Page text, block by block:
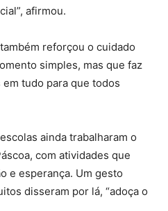
afirmou.
reforçou o cuidado
simples, mas que faz
tudo para que todos
ainda trabalharam o
com atividades que
e esperança. Um gesto
disseram por lá, “adoça o